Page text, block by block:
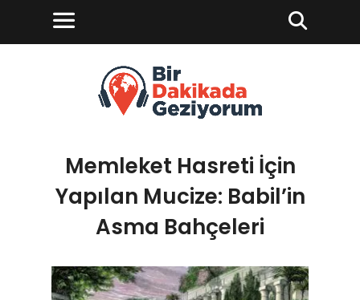
Memleket Hasreti İçin
Yapılan Mucize: Babil’in
Asma Bahçeleri